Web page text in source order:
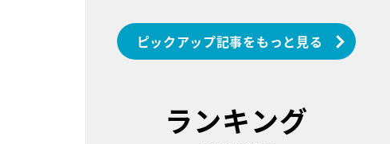
ピックアップ記事をもっと見る
ランキング